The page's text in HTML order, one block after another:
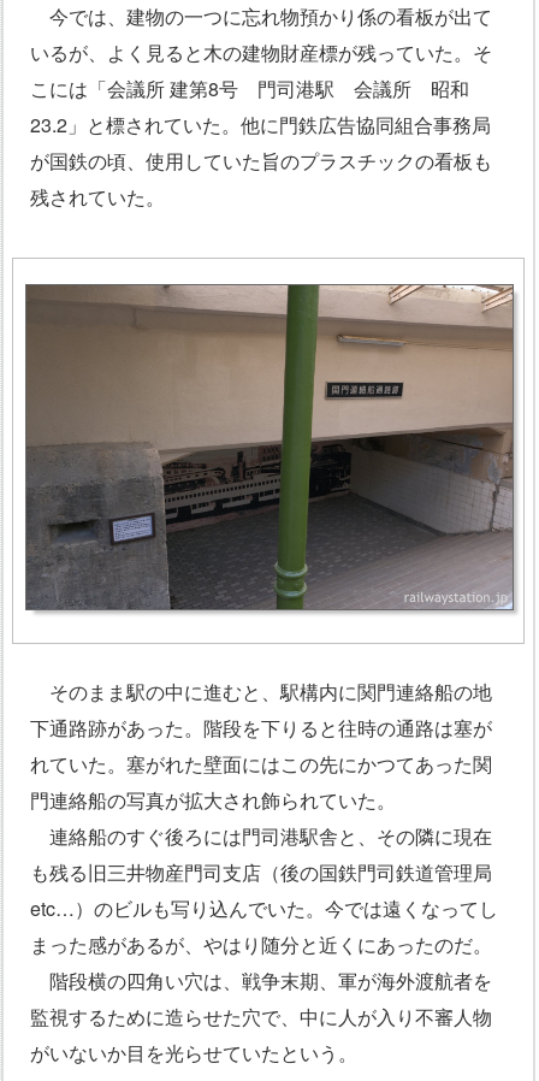
今では、建物の一つに忘れ物預かり係の看板が出て
いるが、よく見ると木の建物財産標が残っていた。そ
こには「会議所 建第8号 門司港駅 会議所 昭和
23.2」と標されていた。他に門鉄広告協同組合事務局
が国鉄の頃、使用していた旨のプラスチックの看板も
残されていた。
そのまま駅の中に進むと、駅構内に関門連絡船の地
下通路跡があった。階段を下りると往時の通路は塞が
れていた。塞がれた壁面にはこの先にかつてあった関
門連絡船の写真が拡大され飾られていた。
連絡船のすぐ後ろには門司港駅舎と、その隣に現在
も残る旧三井物産門司支店（後の国鉄門司鉄道管理局
etc…）のビルも写り込んでいた。今では遠くなってし
まった感があるが、やはり随分と近くにあったのだ。
階段横の四角い穴は、戦争末期、軍が海外渡航者を
監視するために造らせた穴で、中に人が入り不審人物
がいないか目を光らせていたという。